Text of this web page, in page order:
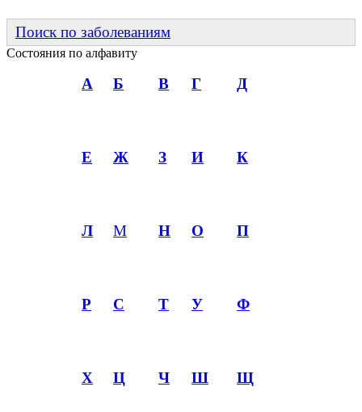
Поиск по заболеваниям
Состояния по алфавиту
А Б В Г Д
Е Ж З И К
Л М Н О П
Р С Т У Ф
Х Ц Ч Ш Щ